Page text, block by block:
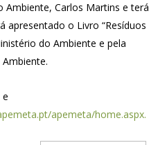
Ambiente, Carlos Martins e terá
apresentado o Livro “Resíduos
do Ambiente e pela
apemeta/home.aspx.